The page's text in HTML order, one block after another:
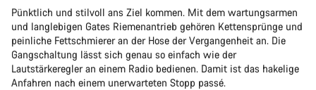
Pünktlich und stilvoll ans Ziel kommen. Mit dem wartungsarmen
und langlebigen Gates Riemenantrieb gehören Kettensprünge und
peinliche Fettschmierer an der Hose der Vergangenheit an. Die
Gangschaltung lässt sich genau so einfach wie der
Lautstärkeregler an einem Radio bedienen. Damit ist das hakelige
Anfahren nach einem unerwarteten Stopp passé.